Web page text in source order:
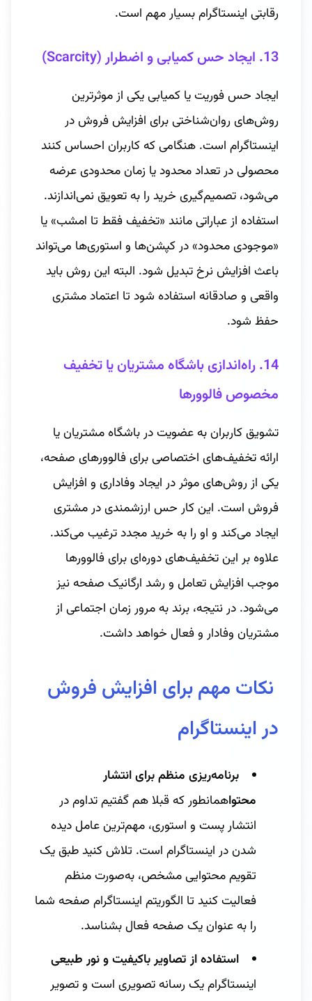
رقابتی اینستاگرام بسیار مهم است.
13. ایجاد حس کمیابی و اضطرار (Scarcity)
ایجاد حس فوریت یا کمیابی یکی از موثرترین
روش‌های روان‌شناختی برای افزایش فروش در
اینستاگرام است. هنگامی که کاربران احساس کنند
محصولی در تعداد محدود یا زمان محدودی عرضه
می‌شود، تصمیم‌گیری خرید را به تعویق نمی‌اندازند.
استفاده از عباراتی مانند «تخفیف فقط تا امشب» یا
«موجودی محدود» در کپشن‌ها و استوری‌ها می‌تواند
باعث افزایش نرخ تبدیل شود. البته این روش باید
واقعی و صادقانه استفاده شود تا اعتماد مشتری
حفظ شود.
14. راه‌اندازی باشگاه مشتریان یا تخفیف
مخصوص فالوورها
تشویق کاربران به عضویت در باشگاه مشتریان یا
ارائه تخفیف‌های اختصاصی برای فالوورهای صفحه،
یکی از روش‌های موثر در ایجاد وفاداری و افزایش
فروش است. این کار حس ارزشمندی در مشتری
ایجاد می‌کند و او را به خرید مجدد ترغیب می‌کند.
علاوه بر این تخفیف‌های دوره‌ای برای فالوورها
موجب افزایش تعامل و رشد ارگانیک صفحه نیز
می‌شود. در نتیجه، برند به مرور زمان اجتماعی از
مشتریان وفادار و فعال خواهد داشت.
نکات مهم برای افزایش فروش
در اینستاگرام
برنامه‌ریزی منظم برای انتشار
محتواهمانطور که قبلا هم گفتیم تداوم در
انتشار پست و استوری، مهم‌ترین عامل دیده
شدن در اینستاگرام است. تلاش کنید طبق یک
تقویم محتوایی مشخص، به‌صورت منظم
فعالیت کنید تا الگوریتم اینستاگرام صفحه شما
را به عنوان یک صفحه فعال بشناسد.
استفاده از تصاویر باکیفیت و نور طبیعی
اینستاگرام یک رسانه تصویری است و تصویر